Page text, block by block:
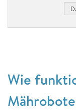
Wie